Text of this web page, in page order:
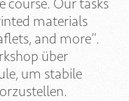
course. Our tasks
materials
and more”.
über
um stabile